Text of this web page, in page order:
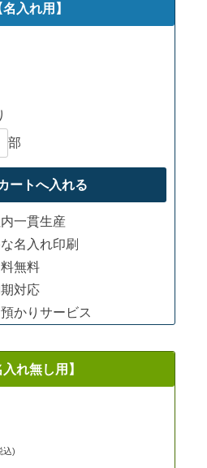
名入れ用】
部
一貫生産
名入れ印刷
無料
対応
かりサービス
入れ無し用】
込)